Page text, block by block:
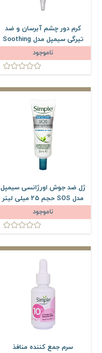
کرم دور چشم آبرسان و ضد
تیرگی سیمپل مدل Soothing
حجم 15 میلی لیترناموجود
ژل ضد جوش اورژانسی سیمپل
مدل SOS حجم 25 میلی لیتر
ناموجود
سرم جمع کننده منافذ